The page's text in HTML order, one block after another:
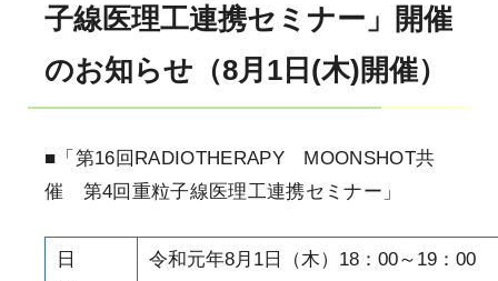
子線医理工連携セミナー」開催
のお知らせ（8月1日(木)開催）
■「第16回RADIOTHERAPY MOONSHOT共
催 第4回重粒子線医理工連携セミナー」
日
令和元年8月1日（木）18：00～19：00